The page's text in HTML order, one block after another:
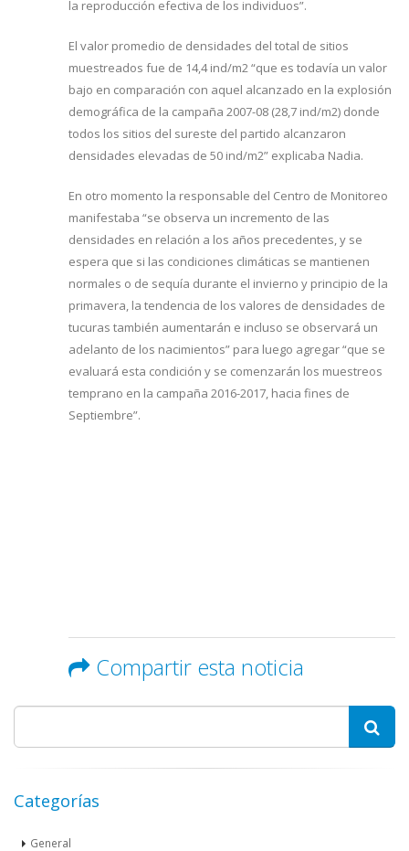
la reproducción efectiva de los individuos”.
El valor promedio de densidades del total de sitios
muestreados fue de 14,4 ind/m2 “que es todavía un valor
bajo en comparación con aquel alcanzado en la explosión
demográfica de la campaña 2007-08 (28,7 ind/m2) donde
todos los sitios del sureste del partido alcanzaron
densidades elevadas de 50 ind/m2” explicaba Nadia.
En otro momento la responsable del Centro de Monitoreo
manifestaba “se observa un incremento de las
densidades en relación a los años precedentes, y se
espera que si las condiciones climáticas se mantienen
normales o de sequía durante el invierno y principio de la
primavera, la tendencia de los valores de densidades de
tucuras también aumentarán e incluso se observará un
adelanto de los nacimientos” para luego agregar “que se
evaluará esta condición y se comenzarán los muestreos
temprano en la campaña 2016-2017, hacia fines de
Septiembre”.
Compartir esta noticia
Categorías
General